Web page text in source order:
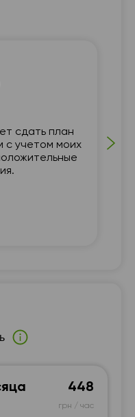
сдать план
с учетом моих
448
грн / час